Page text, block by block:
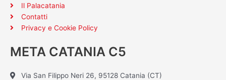
Il Palacatania
Contatti
Privacy e Cookie Policy
META CATANIA C5
Via San Filippo Neri 26, 95128 Catania (CT)